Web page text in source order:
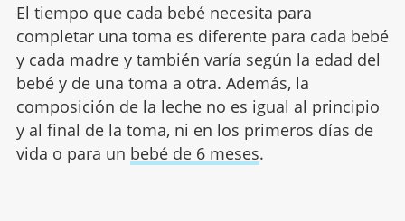
El tiempo que cada bebé necesita para
completar una toma es diferente para cada bebé
y cada madre y también varía según la edad del
bebé y de una toma a otra. Además, la
composición de la leche no es igual al principio
y al final de la toma, ni en los primeros días de
vida o para un bebé de 6 meses.